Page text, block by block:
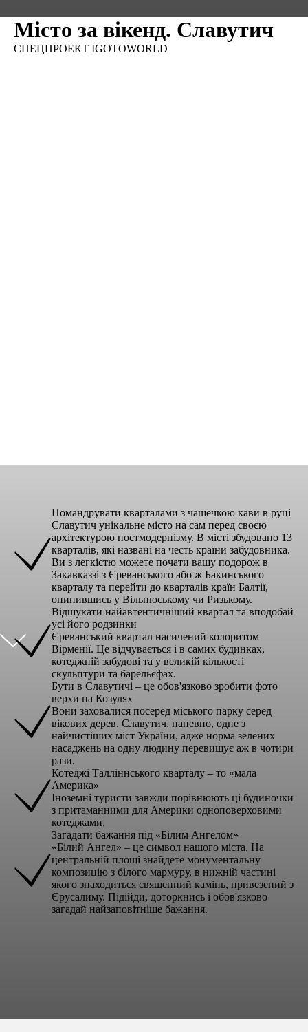
Місто за вікенд. Славутич
СПЕЦПРОЕКТ IGOTOWORLD
Помандрувати кварталами з чашечкою кави в руці
Славутич унікальне місто на сам перед своєю
архітектурою постмодернізму. В місті збудовано 13
кварталів, які названі на честь країни забудовника.
Ви з легкістю можете почати вашу подорож в
Закавказзі з Єреванського або ж Бакинського
кварталу та перейти до кварталів країн Балтії,
опинившись у Вільнюському чи Ризькому.
Відшукати найавтентичніший квартал та вподобай
усі його родзинки
Єреванський квартал насичений колоритом
Вірменії. Це відчувається і в самих будинках,
котеджній забудові та у великій кількості
скульптури та барельєфах.
Бути в Славутичі – це обов'язково зробити фото
верхи на Козулях
Вони заховалися посеред міського парку серед
вікових дерев. Славутич, напевно, одне з
найчистіших міст України, адже норма зелених
насаджень на одну людину перевищує аж в чотири
рази.
Котеджі Талліннського кварталу – то «мала
Америка»
Іноземні туристи завжди порівнюють ці будиночки
з притаманними для Америки одноповерховими
котеджами.
Загадати бажання під «Білим Ангелом»
«Білий Ангел» – це символ нашого міста. На
центральній площі знайдете монументальну
композицію з білого мармуру, в нижній частині
якого знаходиться священний камінь, привезений з
Єрусалиму. Підійди, доторкнись і обов'язково
загадай найзаповітніше бажання.